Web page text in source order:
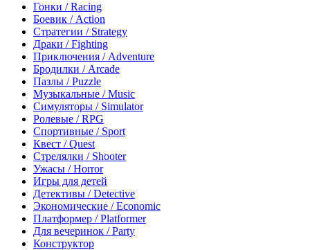
Гонки / Racing
Боевик / Action
Стратегии / Strategy
Драки / Fighting
Приключения / Adventure
Бродилки / Arcade
Пазлы / Puzzle
Музыкальные / Music
Симуляторы / Simulator
Ролевые / RPG
Спортивные / Sport
Квест / Quest
Стрелялки / Shooter
Ужасы / Horror
Игры для детей
Детективы / Detective
Экономические / Economic
Платформер / Platformer
Для вечеринок / Party
Конструктор